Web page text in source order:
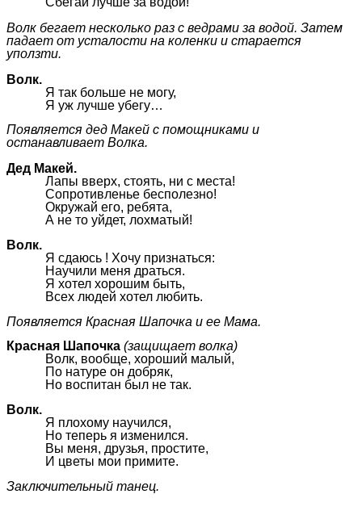
Волк бегает несколько раз с ведрами за водой. Затем
падает от усталости на коленки и старается
уползти.
Волк.
Я так больше не могу,
Я уж лучше убегу…
Появляется дед Макей с помощниками и
останавливает Волка.
Дед Макей.
Лапы вверх, стоять, ни с места!
Сопротивленье бесполезно!
Окружай его, ребята,
А не то уйдет, лохматый!
Волк.
Я сдаюсь ! Хочу признаться:
Научили меня драться.
Я хотел хорошим быть,
Всех людей хотел любить.
Появляется Красная Шапочка и ее Мама.
Красная Шапочка (защищает волка)
Волк, вообще, хороший малый,
По натуре он добряк,
Но воспитан был не так.
Волк.
Я плохому научился,
Но теперь я изменился.
Вы меня, друзья, простите,
И цветы мои примите.
Заключительный танец.